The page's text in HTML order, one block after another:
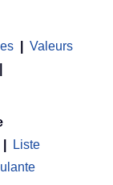
Valeurs
Liste